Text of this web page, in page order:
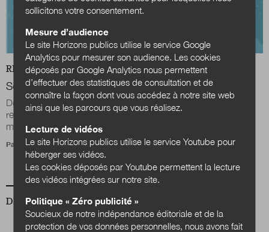
REVUE CULTURES PUBLIQUES
Souviens-toi l’été d'après
Depuis la fin du confinement et des autres mesures
restreignant la liberté de circulation (fameuse distance
maximum des 100 km ou interdiction de...
Par Antoine Cnudde
DERNIER NUMÉRO
sollicitons votre consentement.
Mesure d’audience
Le site Horizons publics utilise le service Google
Analytics pour mesurer son audience. Les cookies
déposés par Google Analytics nous permettent
d’effectuer des statistiques de consultation et de
connaître la façon dont vous accédez à notre site web
ainsi que les parcours que vous réalisez.
Lecture de vidéos
Le site Horizons publics utilise le service Youtube pour
héberger ses vidéos.
Les cookies déposés par Youtube permettent la lecture
des vidéos intégrées sur notre site.
Politique « Zéro publicité »
Soucieux de notre indépendance éditoriale et de la
protection de vos données personnelles, nous avons fait